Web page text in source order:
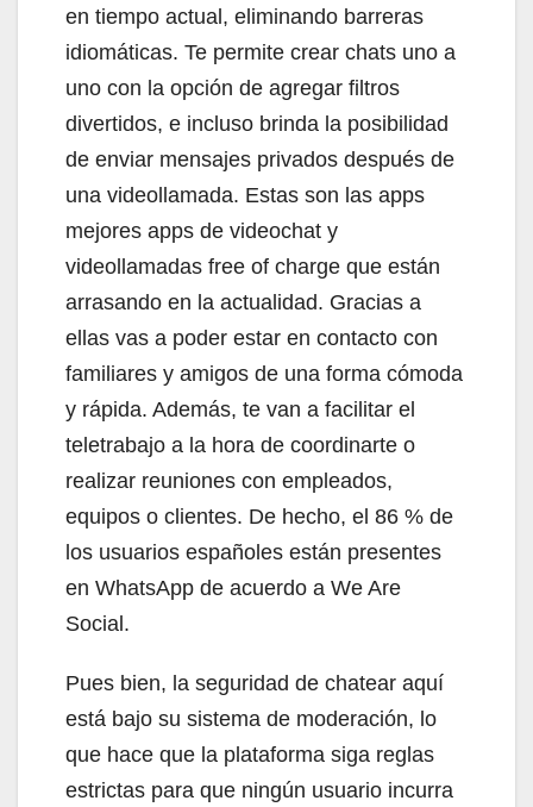
en tiempo actual, eliminando barreras
idiomáticas. Te permite crear chats uno a
uno con la opción de agregar filtros
divertidos, e incluso brinda la posibilidad
de enviar mensajes privados después de
una videollamada. Estas son las apps
mejores apps de videochat y
videollamadas free of charge que están
arrasando en la actualidad. Gracias a
ellas vas a poder estar en contacto con
familiares y amigos de una forma cómoda
y rápida. Además, te van a facilitar el
teletrabajo a la hora de coordinarte o
realizar reuniones con empleados,
equipos o clientes. De hecho, el 86 % de
los usuarios españoles están presentes
en WhatsApp de acuerdo a We Are
Social.
Pues bien, la seguridad de chatear aquí
está bajo su sistema de moderación, lo
que hace que la plataforma siga reglas
estrictas para que ningún usuario incurra